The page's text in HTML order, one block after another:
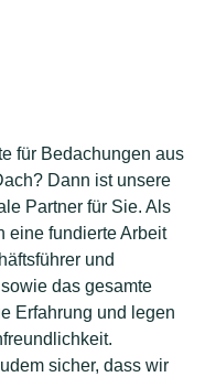
für Bedachungen aus
Dann ist unsere
Partner für Sie. Als
eine fundierte Arbeit
und
das gesamte
Erfahrung und legen
sicher, dass wir